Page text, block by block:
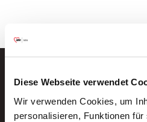
Diese Webseite verwendet
Wir verwenden Cookies, um
personalisieren, Funktionen
Neue Stellen